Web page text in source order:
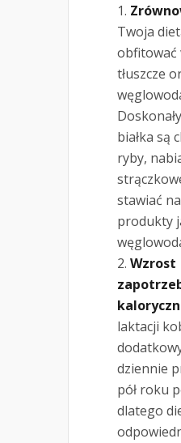
Twoja
obfitować
tłuszcze
białka są
ryby,
stawiać
produkty
Wzrost
laktacji
dziennie
pół roku
dlatego